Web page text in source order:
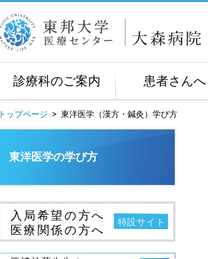
診療科のご案内 患者さんへ
トップページ > 東洋医学（漢方・鍼灸）学び方
東洋医学の学び方